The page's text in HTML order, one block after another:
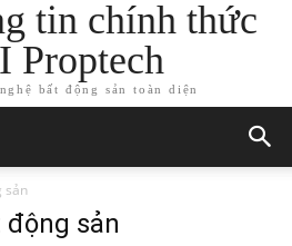
tin chính thức
Proptech
bất động sản toàn diện
sản
sản